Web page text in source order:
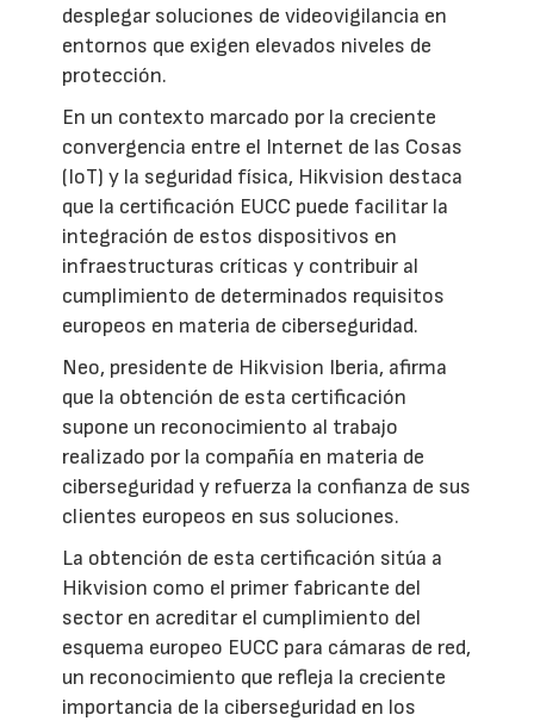
desplegar soluciones de videovigilancia en
entornos que exigen elevados niveles de
protección.
En un contexto marcado por la creciente
convergencia entre el Internet de las Cosas
(IoT) y la seguridad física, Hikvision destaca
que la certificación EUCC puede facilitar la
integración de estos dispositivos en
infraestructuras críticas y contribuir al
cumplimiento de determinados requisitos
europeos en materia de ciberseguridad.
Neo, presidente de Hikvision Iberia, afirma
que la obtención de esta certificación
supone un reconocimiento al trabajo
realizado por la compañía en materia de
ciberseguridad y refuerza la confianza de sus
clientes europeos en sus soluciones.
La obtención de esta certificación sitúa a
Hikvision como el primer fabricante del
sector en acreditar el cumplimiento del
esquema europeo EUCC para cámaras de red,
un reconocimiento que refleja la creciente
importancia de la ciberseguridad en los